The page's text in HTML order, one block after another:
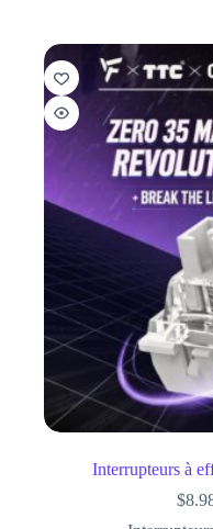
Interrupteurs à
$